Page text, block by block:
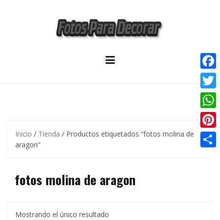
Inicio / Tienda / Productos etiquetados “fotos molina de
aragon”
fotos molina de aragon
Mostrando el único resultado
F
a
c
e
b
T
w
i
W
h
a
P
a